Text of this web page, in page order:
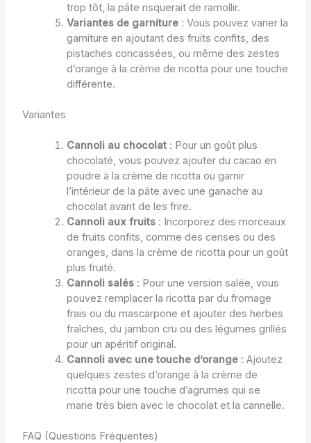
trop tôt, la pâte risquerait de ramollir.
Variantes de garniture: Vous pouvez varier la
garniture en ajoutant des fruits confits, des
pistaches concassées, ou même des zestes
d’orange à la crème de ricotta pour une touche
différente.
Variantes
Cannoli au chocolat: Pour un goût plus
chocolaté, vous pouvez ajouter du cacao en
poudre à la crème de ricotta ou garnir
l’intérieur de la pâte avec une ganache au
chocolat avant de les frire.
Cannoli aux fruits: Incorporez des morceaux
de fruits confits, comme des cerises ou des
oranges, dans la crème de ricotta pour un goût
plus fruité.
Cannoli salés: Pour une version salée, vous
pouvez remplacer la ricotta par du fromage
frais ou du mascarpone et ajouter des herbes
fraîches, du jambon cru ou des légumes grillés
pour un apéritif original.
Cannoli avec une touche d’orange: Ajoutez
quelques zestes d’orange à la crème de
ricotta pour une touche d’agrumes qui se
marie très bien avec le chocolat et la cannelle.
FAQ (Questions Fréquentes)